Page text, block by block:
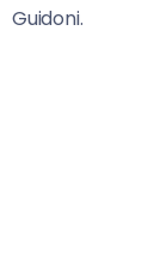
Guidoni.